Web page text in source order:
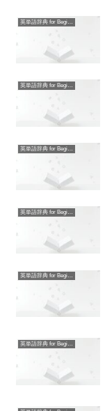
英単語辞典 for Beginners
英単語辞典 for Beginners
英単語辞典 for Beginners
英単語辞典 for Beginners
英単語辞典 for Beginners
英単語辞典 for Beginners